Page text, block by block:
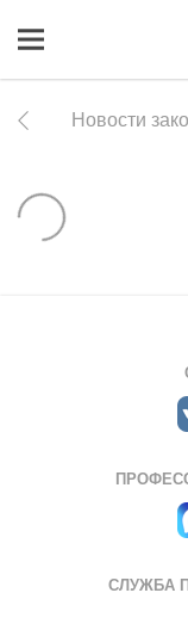
Новости
СЛУЖБА